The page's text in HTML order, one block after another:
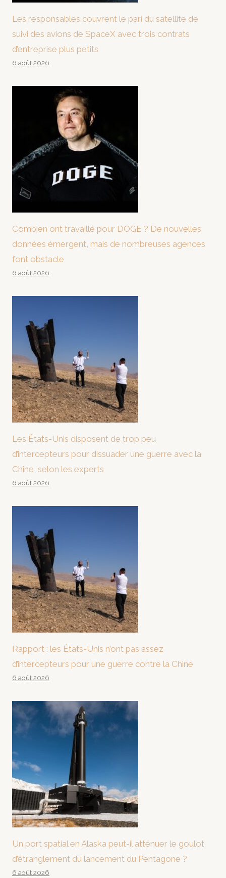
Les responsables couvrent le pari du satellite de
suivi des avions de SpaceX avec trois contrats
d’entreprise plus petits
6 août 2026
Combien ont travaillé pour DOGE ? De nouvelles
données émergent, mais de nombreuses agences
font obstacle
6 août 2026
Les États-Unis disposent de trop peu
d’intercepteurs pour dissuader une guerre avec la
Chine, selon les experts
6 août 2026
Rapport : les États-Unis n’ont pas assez
d’intercepteurs pour une guerre contre la Chine
6 août 2026
Un port spatial en Alaska peut-il atténuer le goulot
d’étranglement du lancement du Pentagone ?
6 août 2026